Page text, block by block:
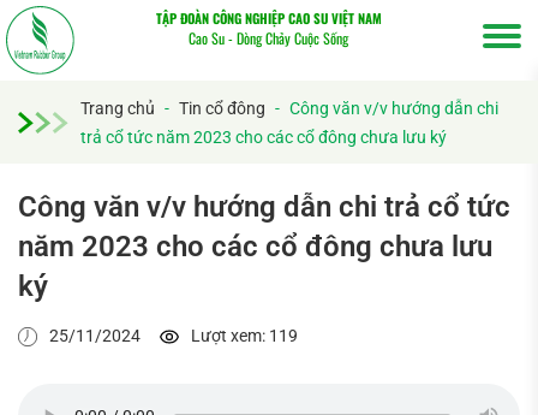
TẬP ĐOÀN CÔNG NGHIỆP CAO SU VIỆT NAM
Cao Su - Dòng Chảy Cuộc Sống
Trang chủ - Tin cổ đông - Công văn v/v hướng dẫn chi
trả cổ tức năm 2023 cho các cổ đông chưa lưu ký
Công văn v/v hướng dẫn chi trả cổ tức
năm 2023 cho các cổ đông chưa lưu
ký
25/11/2024 Lượt xem: 119kiếm...